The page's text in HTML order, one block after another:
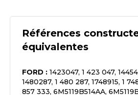
Références
équivalentes
FORD : 1423047, 1 423 047,
1480287, 1 480 287, 1748915, 1
857 333, 6M5119B514AA,